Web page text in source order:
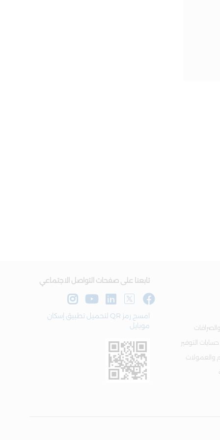
التوفير
والعمولات
تابعنا على صفحات التواصل الاجتماعي
امسح رمز QR لتحميل تطبيق إسكان
موبايل